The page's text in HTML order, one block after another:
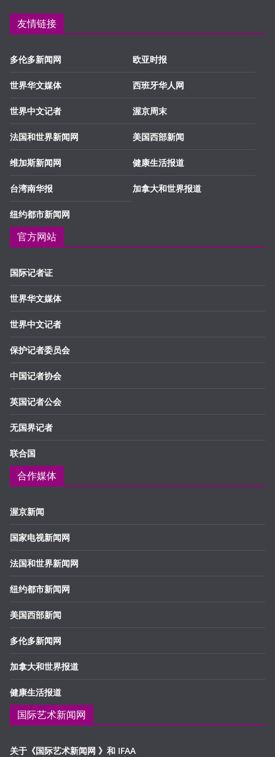
友情链接
多伦多新闻网
世界华文媒体
世界中文记者
法国和世界新闻网
维加斯新闻网
台湾南华报
纽约都市新闻网
欧亚时报
西班牙华人网
渥京周末
美国西部新闻
健康生活报道
加拿大和世界报道
官方网站
国际记者证
世界华文媒体
世界中文记者
保护记者委员会
中国记者协会
英国记者公会
无国界记者
联合国
合作媒体
渥京新闻
国家电视新闻网
法国和世界新闻网
纽约都市新闻网
美国西部新闻
多伦多新闻网
加拿大和世界报道
健康生活报道
国际艺术新闻网
关于《国际艺术新闻网 》和 IFAA